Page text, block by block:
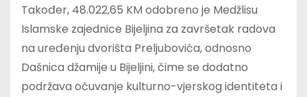
Također, 48.022,65 KM odobreno je Medžlisu
Islamske zajednice Bijeljina za završetak radova
na uređenju dvorišta Preljubovića, odnosno
Dašnica džamije u Bijeljini, čime se dodatno
podržava očuvanje kulturno-vjerskog identiteta i